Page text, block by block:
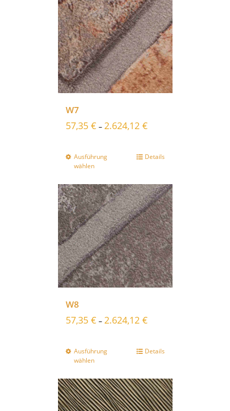
W7
57,35 € – 2.624,12 €
Ausführung
wählen
Details
W8
57,35 € – 2.624,12 €
Ausführung
wählen
Details